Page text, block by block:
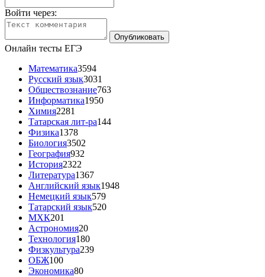
Войти через:
Онлайн тесты ЕГЭ
Математика3594
Русский язык3031
Обществознание763
Информатика1950
Химия2281
Татарская лит-ра144
Физика1378
Биология3502
География932
История2322
Литература1367
Английский язык1948
Немецкий язык579
Татарский язык520
МХК201
Астрономия20
Технология180
Физкультура239
ОБЖ100
Экономика80